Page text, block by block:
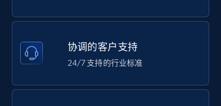
协调的客户支持
24/7 支持的行业标准